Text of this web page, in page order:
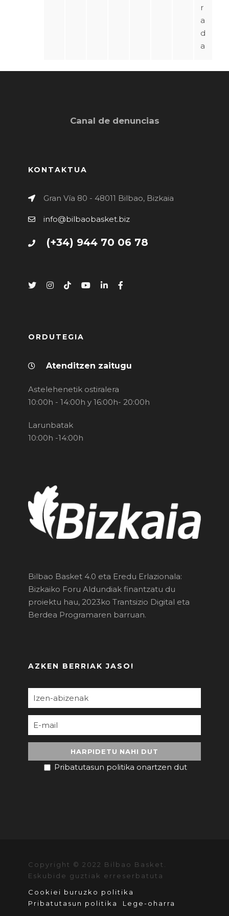
r
a
d
a
Canal de denuncias
KONTAKTUA
Gran Vía 80 - 48011 Bilbao, Bizkaia
info@bilbaobasket.biz
(+34) 944 70 06 78
ORDUTEGIA
Atenditzen zaitugu
Astelehenetik ostiralera
10:00h - 14:00h y 16:00h- 20:00h
Larunbatak
10:00h -14:00h
Bilbao Basket 4.0 eta Eredu Erlazionala:
Bizkaiko Foru Aldundiak finantzatu du
proiektu hau, 2023ko Trantsizio Digital eta
Berdea Programaren barruan.
AZKEN BERRIAK JASO!
Pribatutasun politika onartzen dut
Copyright © 2022 Bilbao Basket.
Eskubide guztiak erreserbatuta
Cookiei buruzko politika
Pribatutasun politika
Lege-oharra